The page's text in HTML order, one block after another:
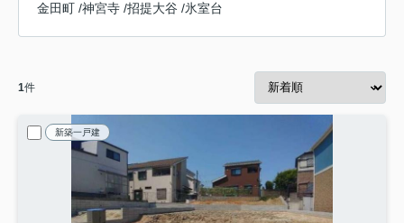
金田町 /神宮寺 /招提大谷 /氷室台
1件
新築一戸建